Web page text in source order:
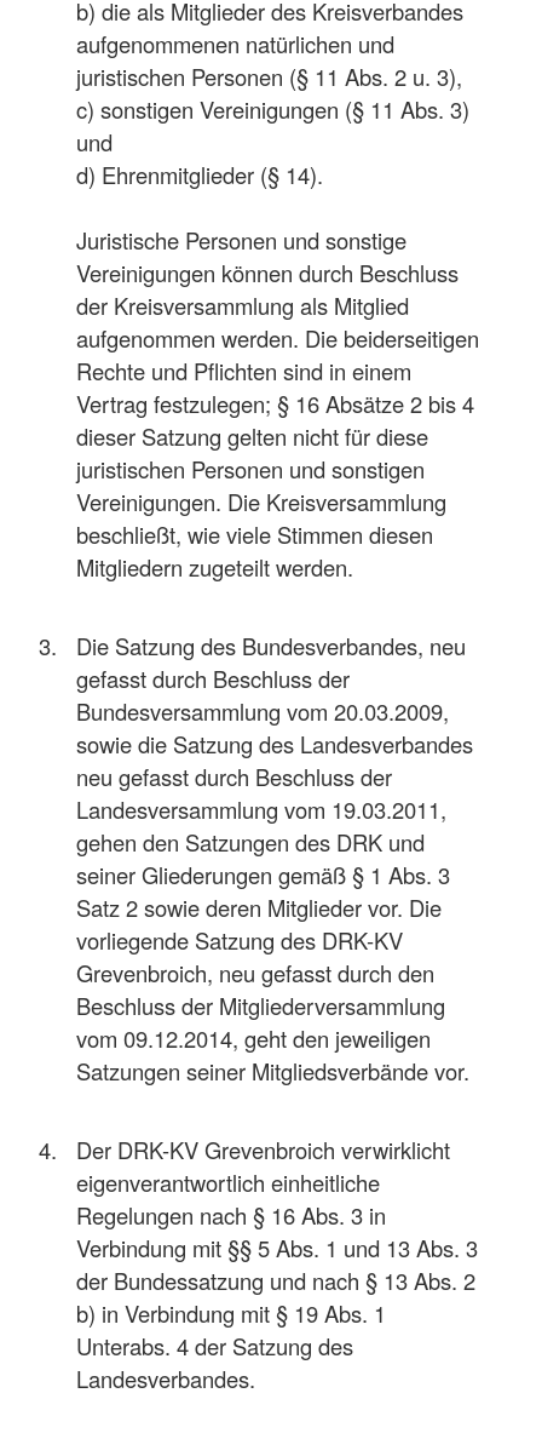
b) die als Mitglieder des Kreisverbandes
aufgenommenen natürlichen und
juristischen Personen (§ 11 Abs. 2 u. 3),
c) sonstigen Vereinigungen (§ 11 Abs. 3)
und
d) Ehrenmitglieder (§ 14).
Juristische Personen und sonstige
Vereinigungen können durch Beschluss
der Kreisversammlung als Mitglied
aufgenommen werden. Die beiderseitigen
Rechte und Pflichten sind in einem
Vertrag festzulegen; § 16 Absätze 2 bis 4
dieser Satzung gelten nicht für diese
juristischen Personen und sonstigen
Vereinigungen. Die Kreisversammlung
beschließt, wie viele Stimmen diesen
Mitgliedern zugeteilt werden.
Die Satzung des Bundesverbandes, neu
gefasst durch Beschluss der
Bundesversammlung vom 20.03.2009,
sowie die Satzung des Landesverbandes
neu gefasst durch Beschluss der
Landesversammlung vom 19.03.2011,
gehen den Satzungen des DRK und
seiner Gliederungen gemäß § 1 Abs. 3
Satz 2 sowie deren Mitglieder vor. Die
vorliegende Satzung des DRK-KV
Grevenbroich, neu gefasst durch den
Beschluss der Mitgliederversammlung
vom 09.12.2014, geht den jeweiligen
Satzungen seiner Mitgliedsverbände vor.
Der DRK-KV Grevenbroich verwirklicht
eigenverantwortlich einheitliche
Regelungen nach § 16 Abs. 3 in
Verbindung mit §§ 5 Abs. 1 und 13 Abs. 3
der Bundessatzung und nach § 13 Abs. 2
b) in Verbindung mit § 19 Abs. 1
Unterabs. 4 der Satzung des
Landesverbandes.